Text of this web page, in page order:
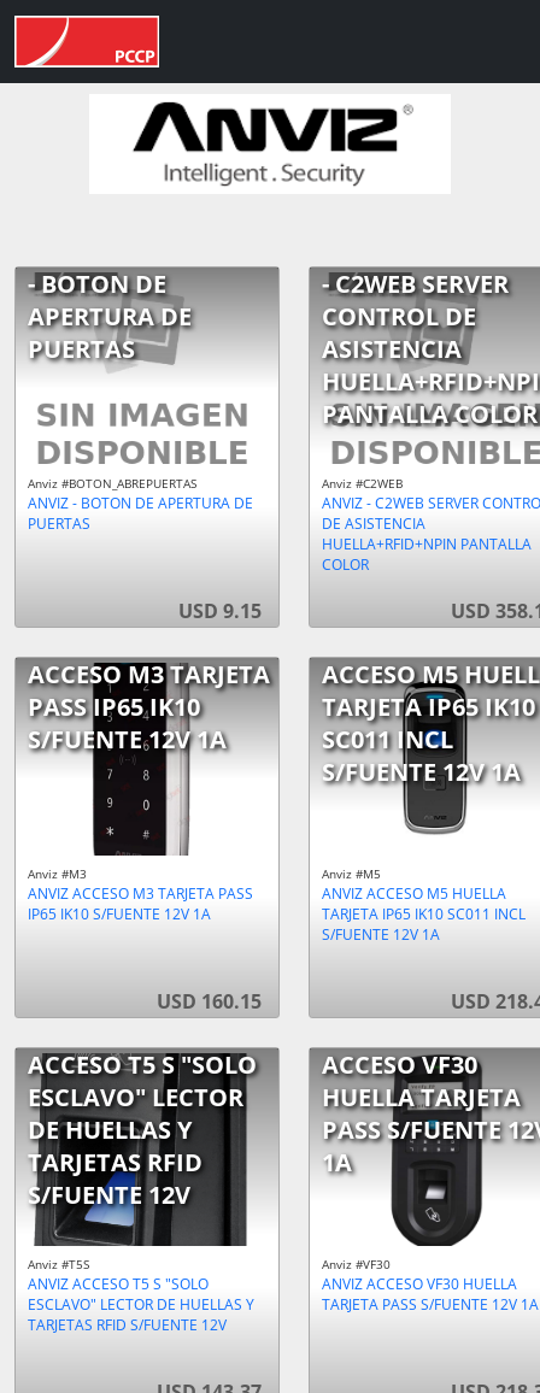
- BOTON DE
APERTURA DE
PUERTAS
Anviz #BOTON_ABREPUERTAS
ANVIZ - BOTON DE APERTURA DE
PUERTAS
USD 9.15
- C2WEB SERVER
CONTROL DE
ASISTENCIA
PANTALLA COLOR
Anviz #C2WEB
ANVIZ - C2WEB SERVER
DE ASISTENCIA
HUELLA+RFID+NPIN PANTALLA
COLOR
USD
ACCESO M3 TARJETA
PASS IP65 IK10
S/FUENTE 12V 1A
Anviz #M3
ANVIZ ACCESO M3 TARJETA PASS
IP65 IK10 S/FUENTE 12V 1A
USD 160.15
ACCESO M5
TARJETA IP65 IK10
SC011 INCL
S/FUENTE 12V 1A
Anviz #M5
ANVIZ ACCESO M5 HUELLA
TARJETA IP65 IK10 SC011 INCL
S/FUENTE 12V 1A
USD
ACCESO T5 S "SOLO
ESCLAVO" LECTOR
DE HUELLAS Y
TARJETAS RFID
S/FUENTE 12V
Anviz #T5S
ANVIZ ACCESO T5 S "SOLO
ESCLAVO" LECTOR DE HUELLAS Y
TARJETAS RFID S/FUENTE 12V
ACCESO VF30
HUELLA TARJETA
PASS S/FUENTE
1A
Anviz #VF30
ANVIZ ACCESO VF30 HUELLA
TARJETA PASS S/FUENTE 12V 1A